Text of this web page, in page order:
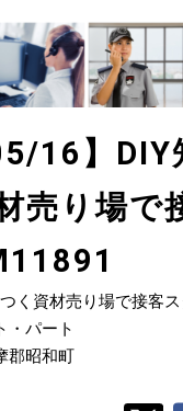
16】DIY
売り場で
く資材売り場で接客
・パート
郡昭和町